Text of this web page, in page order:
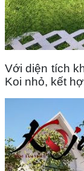
Với diện tích
Koi nhỏ, kết